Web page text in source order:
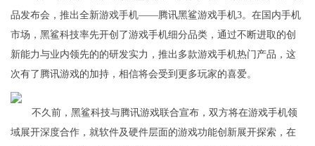
品发布会，推出全新游戏手机——腾讯黑鲨游戏手机3。在国内手机
市场，黑鲨科技率先开创了游戏手机细分品类，通过不断进取的创
新能力与业内领先的的研发实力，推出多款游戏手机热门产品，这
次有了腾讯游戏的加持，相信将会受到更多玩家的喜爱。
不久前，黑鲨科技与腾讯游戏联合宣布，双方将在游戏手机领
域展开深度合作，就软件及硬件层面的游戏功能创新展开探索，在